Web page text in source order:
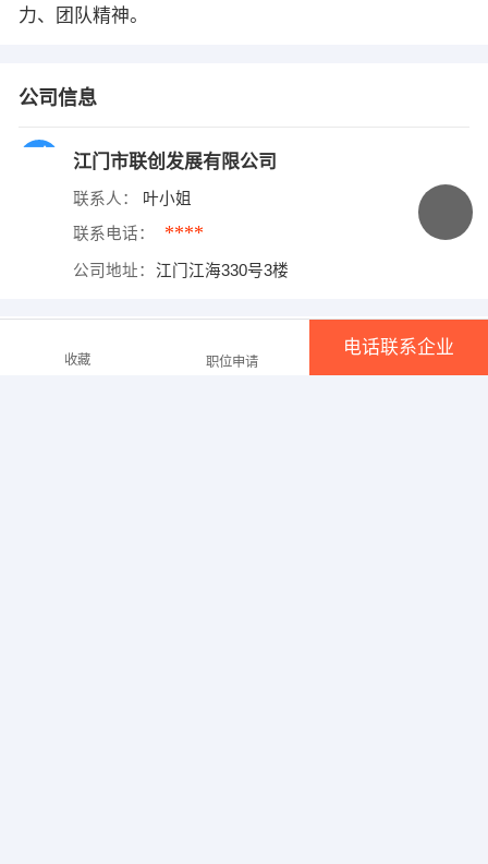
力、团队精神。
公司信息
江门市联创发展有限公司
联系人： 叶小姐
联系电话： ****
公司地址： 江门江海330号3楼
1、本平台仅供信息发布，不会收取押金、保证金！
收藏 职位申请
电话联系企业